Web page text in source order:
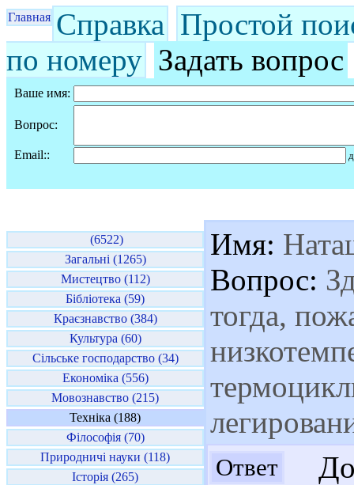
Главная Справка Простой
по номеру Задать вопрос
Ваше имя:
Вопрос:
Email::
(6522)
Загальні (1265)
Мистецтво (112)
Бібліотека (59)
Краєзнавство (384)
Культура (60)
Сільське господарство (34)
Економіка (556)
Мовознавство (215)
Техніка (188)
Філософія (70)
Природничі науки (118)
Історія (265)
Имя:
Вопрос:
тогда,
Ответ